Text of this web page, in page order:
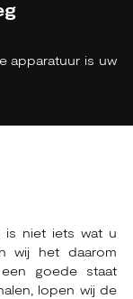
apparatuur is uw
is niet iets wat u
wij het daarom
goede staat
lopen wij de